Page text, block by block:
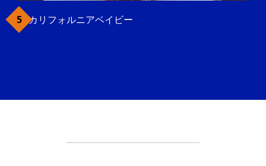
カリフォルニアベイビー